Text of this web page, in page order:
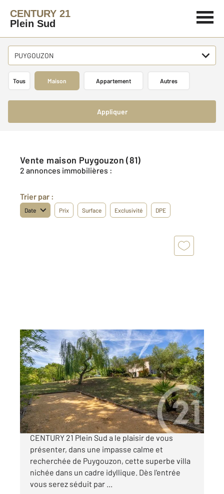
CENTURY 21
Plein Sud
PUYGOUZON
Tous Maison Appartement Autres
Appliquer
Vente maison Puygouzon (81)
2 annonces immobilières :
Trier par :
Date Prix Surface Exclusivité DPE
PUYGOUZON 81
176,01 m2, 5 pièces
Ref : 2283
Maison à vendre
479 000 €
Bien rare sur le secteur ! Votre agence
CENTURY 21 Plein Sud a le plaisir de vous
présenter, dans une impasse calme et
recherchée de Puygouzon, cette superbe villa
nichée dans un cadre idyllique. Dès l'entrée
vous serez séduit par ...